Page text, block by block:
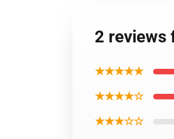
2 reviews
★★★★★
★★★★☆
★★★☆☆